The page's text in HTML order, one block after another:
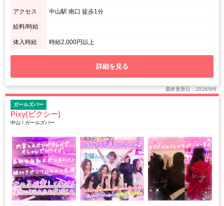
アクセス 中山駅 南口 徒歩1分
給料/時給
体入時給 時給2,000円以上
詳細を見る
最終更新日：2026/8/6
ガールズバー
Pixy(ピクシー)
中山 / ガールズバー